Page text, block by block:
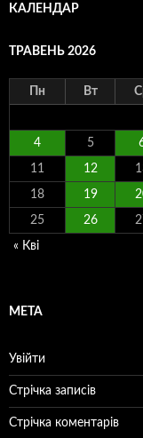
КАЛЕНДАР
ТРАВЕНЬ 2026
Пн Вт
4 5
11 12
18 19
25 26
« Кві
МЕТА
Увійти
Стрічка записів
Стрічка коментарів